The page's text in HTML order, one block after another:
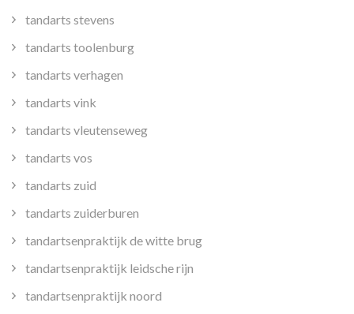
tandarts stevens
tandarts toolenburg
tandarts verhagen
tandarts vink
tandarts vleutenseweg
tandarts vos
tandarts zuid
tandarts zuiderburen
tandartsenpraktijk de witte brug
tandartsenpraktijk leidsche rijn
tandartsenpraktijk noord